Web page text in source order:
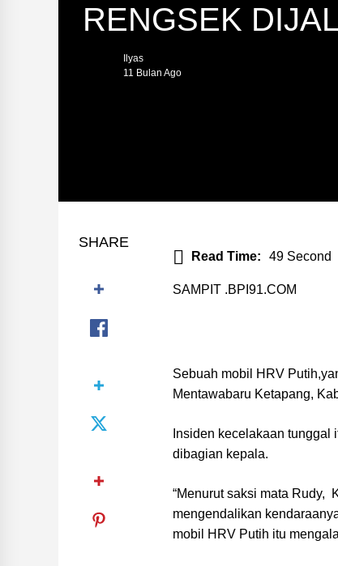
RENGSEK
Ilyas
11 Bulan Ago
SHARE
Read Time: 49 Second
SAMPIT .BPI91.COM
Sebuah mobil HRV
Mentawabaru Ketapang,
Insiden kecelakaan
dibagian kepala.
“Menurut saksi mata Rudy,
mengendalikan
mobil HRV Putih itu